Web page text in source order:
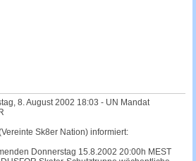
8. August 2002 18:03 - UN Mandat
Sk8er Nation) informiert:
Donnerstag 15.8.2002 20:00h MEST